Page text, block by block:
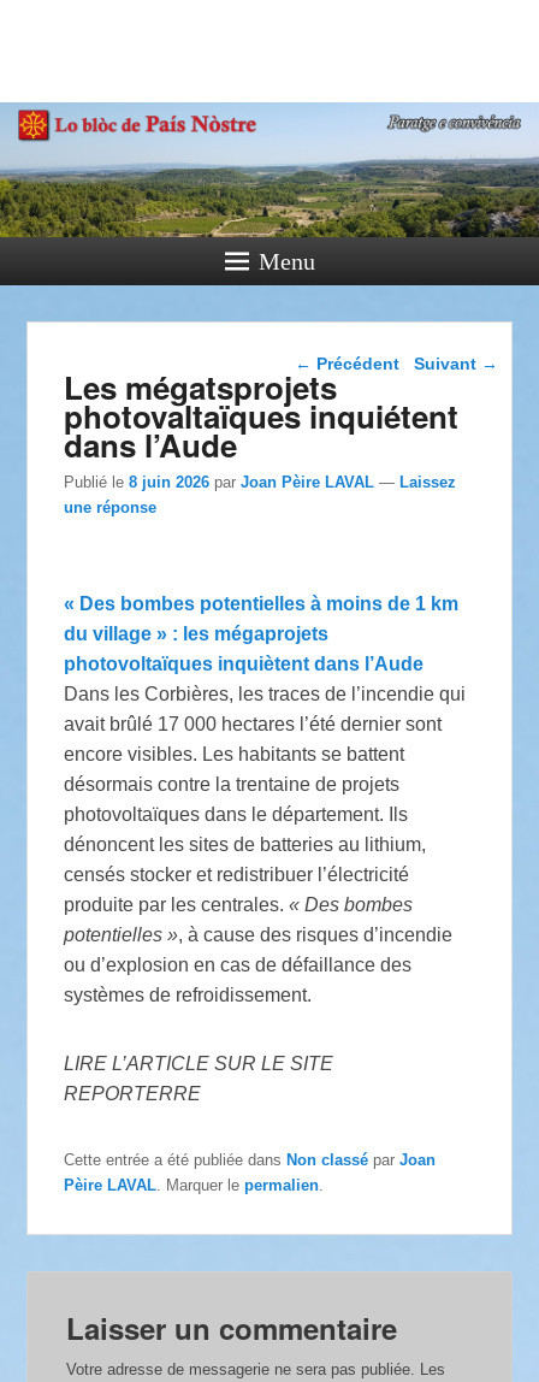
Paratge e Convivència
Menu
Navigation dans les
← Précédent Suivant →
Les mégatsprojets
photovaltaïques inquiétent
dans l’Aude
Publié le8 juin 2026 parJoan Pèire LAVAL —Laissez
une réponse
« Des bombes potentielles à moins de 1 km
du village » : les mégaprojets
photovoltaïques inquiètent dans l’Aude
Dans les Corbières, les traces de l’incendie qui
avait brûlé 17 000 hectares l’été dernier sont
encore visibles. Les habitants se battent
désormais contre la trentaine de projets
photovoltaïques dans le département. Ils
dénoncent les sites de batteries au lithium,
censés stocker et redistribuer l’électricité
produite par les centrales. « Des bombes
potentielles », à cause des risques d’incendie
ou d’explosion en cas de défaillance des
systèmes de refroidissement.
LIRE L’ARTICLE SUR LE SITE
REPORTERRE
Cette entrée a été publiée dansNon classé parJoan
Pèire LAVAL . Marquer lepermalien
Laisser un commentaire
Votre adresse de messagerie ne sera pas publiée. Les